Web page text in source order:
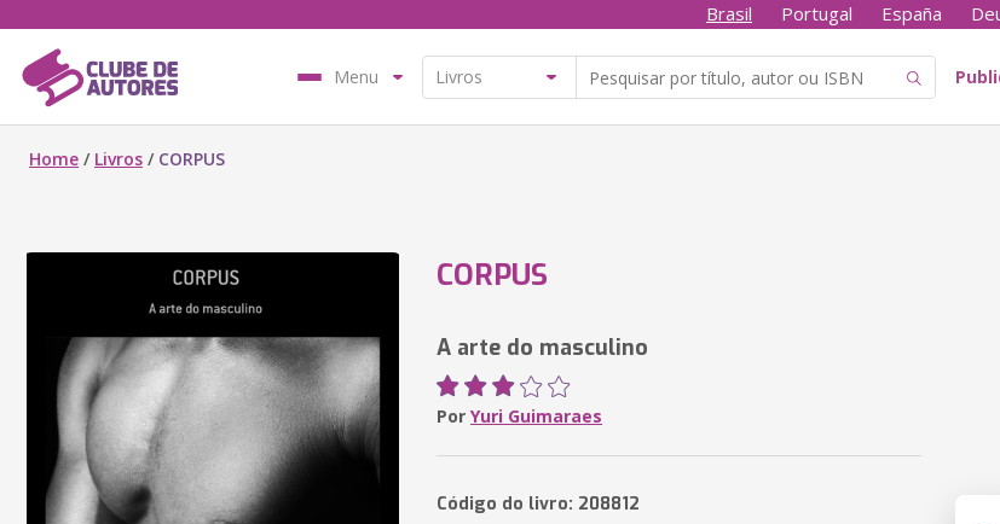
Brasil Portugal España
Menu
Home / Livros / CORPUS
CORPUS
A arte do masculino
Por Yuri Guimaraes
Código do livro: 208812